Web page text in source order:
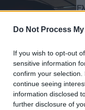
Do Not Process
If you wish to opt-out
sensitive information
confirm your
continue seeing
information disclosed
further disclosure of
-